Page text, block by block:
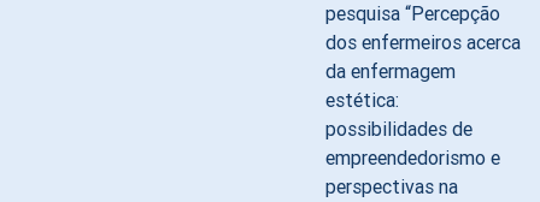
pesquisa “Percepção
dos enfermeiros acerca
da enfermagem
estética:
possibilidades de
empreendedorismo e
perspectivas na